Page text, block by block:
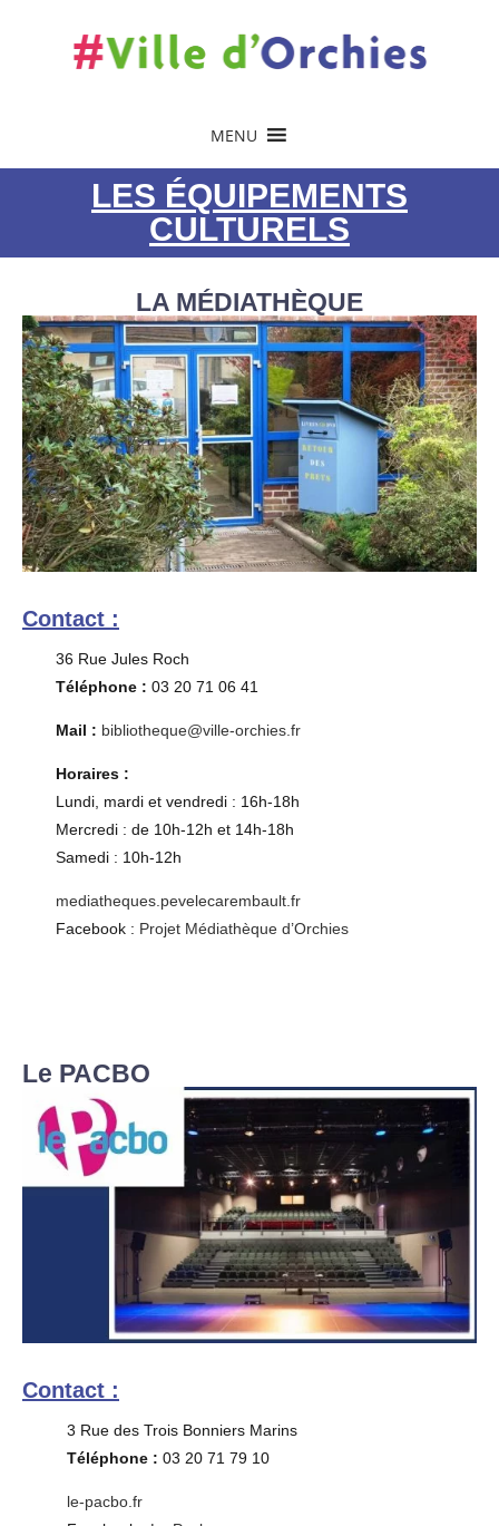
MENU
LES ÉQUIPEMENTS
CULTURELS
LA MÉDIATHÈQUE
Contact :
36 Rue Jules Roch
Téléphone : 03 20 71 06 41
Mail : bibliotheque@ville-orchies.fr
Horaires :
Lundi, mardi et vendredi : 16h-18h
Mercredi : de 10h-12h et 14h-18h
Samedi : 10h-12h
mediatheques.pevelecarembault.fr
Facebook : Projet Médiathèque d’Orchies
Contact :
3 Rue des Trois Bonniers Marins
Téléphone : 03 20 71 79 10
le-pacbo.fr
Le PACBO